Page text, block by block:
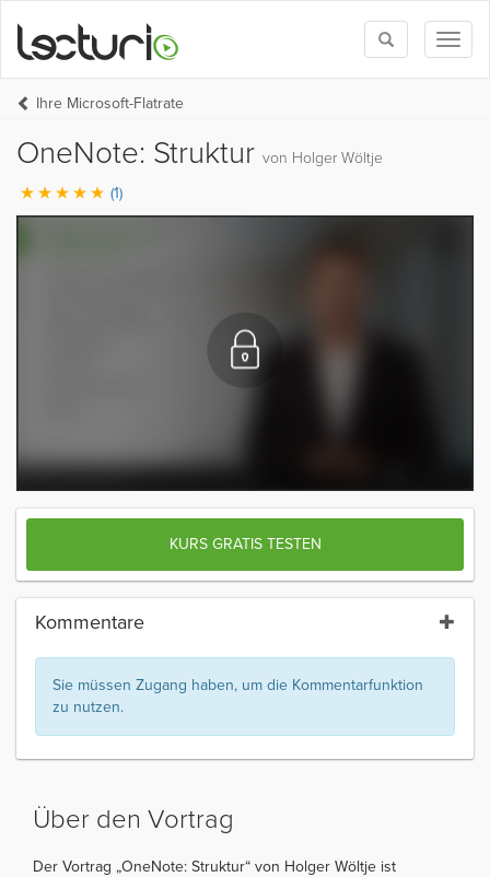
Toggle
search
Ihre Microsoft-Flatrate
OneNote: Struktur von Holger Wöltje
(1)
KURS GRATIS TESTEN
Kommentare
Sie müssen Zugang haben, um die Kommentarfunktion
zu nutzen.
Über den Vortrag
Der Vortrag „OneNote: Struktur“ von Holger Wöltje ist